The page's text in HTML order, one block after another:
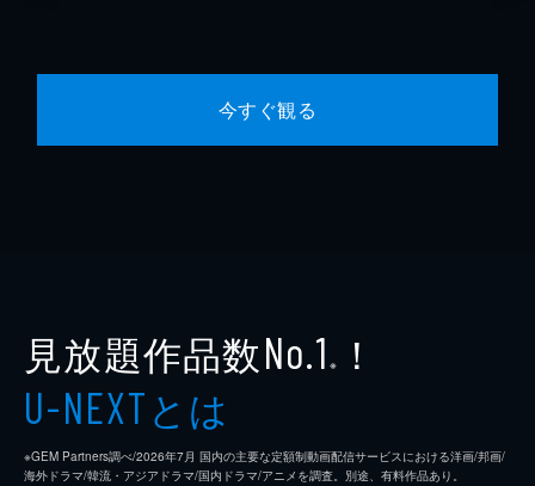
今すぐ観る
見放題作品数No.1 ※ ！
U-NEXTとは
※GEM Partners調べ/2026年7⽉ 国内の主要な定額制動画配信サービスにおける洋画/邦画/
海外ドラマ/韓流・アジアドラマ/国内ドラマ/アニメを調査。別途、有料作品あり。